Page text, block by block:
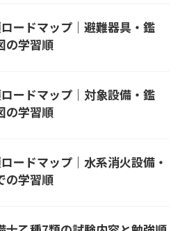
ードマップ｜避難器具・鑑
の学習順
ードマップ｜対象設備・鑑
の学習順
ードマップ｜水系消火設備・
の学習順